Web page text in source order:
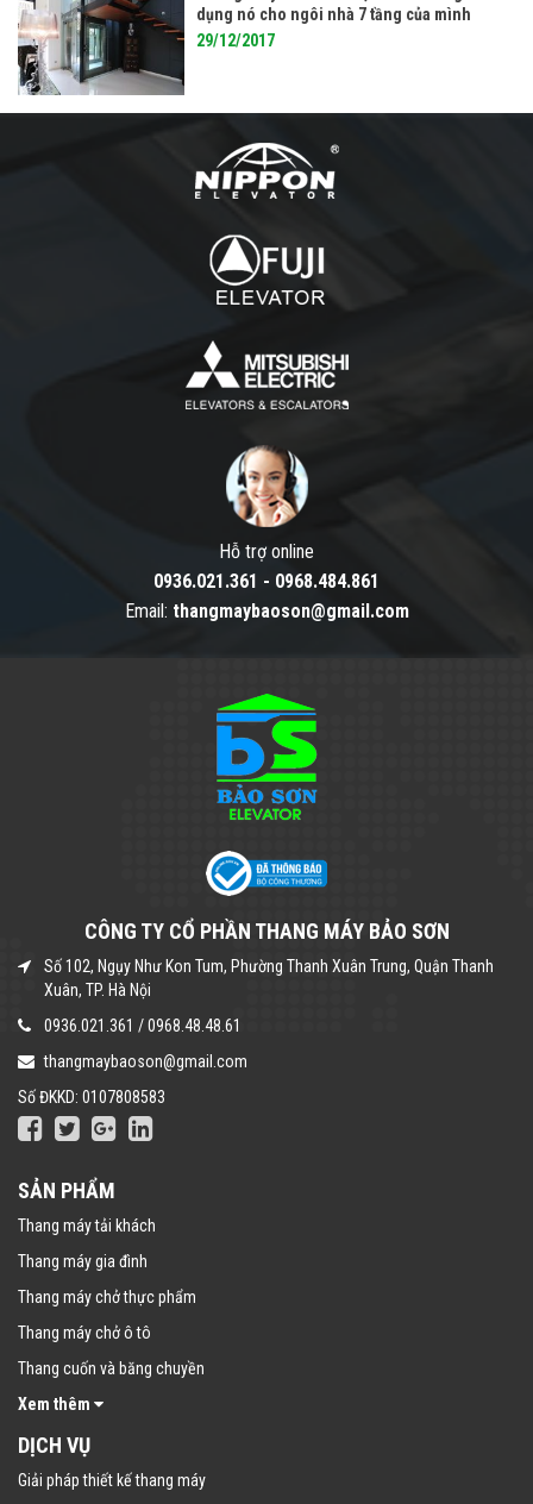
dụng nó cho ngôi nhà 7 tầng của mình
29/12/2017
Hỗ trợ online
0936.021.361 - 0968.484.861
Email: thangmaybaoson@gmail.com
CÔNG TY CỔ PHẦN THANG MÁY BẢO SƠN
Số 102, Ngụy Như Kon Tum, Phường Thanh Xuân Trung, Quận Thanh
Xuân, TP. Hà Nội
0936.021.361 /0968.48.48.61
thangmaybaoson@gmail.com
Số ĐKKD: 0107808583
SẢN PHẨM
Thang máy tải khách
Thang máy gia đình
Thang máy chở thực phẩm
Thang máy chở ô tô
Thang cuốn và băng chuyền
Xem thêm
DỊCH VỤ
Giải pháp thiết kế thang máy